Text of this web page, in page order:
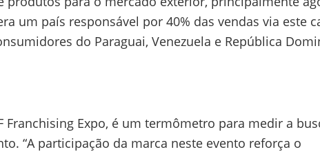
um país responsável por 40% das vendas via este
do Paraguai, Venezuela e República
Expo, é um termômetro para medir a
“A participação da marca neste evento reforça o